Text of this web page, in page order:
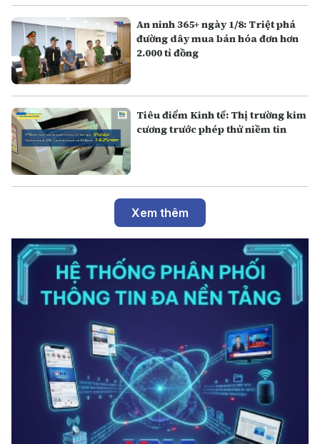
An ninh 365+ ngày 1/8: Triệt phá
đường dây mua bán hóa đơn hơn
2.000 tỉ đồng
Tiêu điểm Kinh tế: Thị trường kim
cương trước phép thử niềm tin
Xem thêm